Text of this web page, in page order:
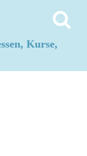
Kurse,